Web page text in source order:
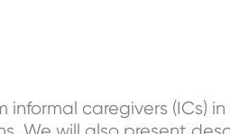
caregivers (ICs) in